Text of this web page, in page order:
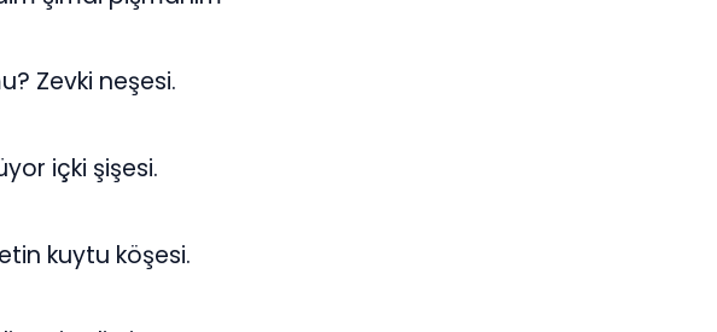
Zevki neşesi.
içki şişesi.
kuytu köşesi.